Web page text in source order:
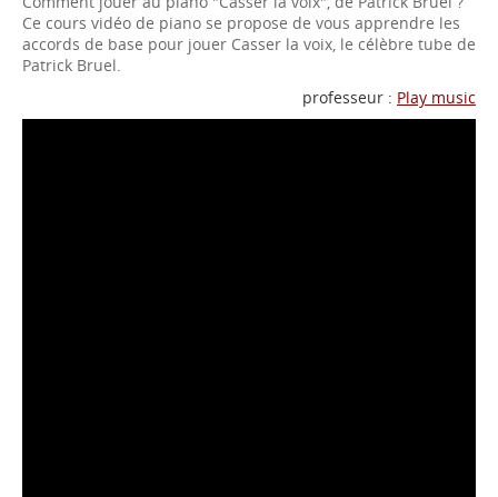
Ce cours vidéo de piano se propose de vous apprendre les
accords de base pour jouer Casser la voix, le célèbre tube de
Patrick Bruel.
professeur : Play music